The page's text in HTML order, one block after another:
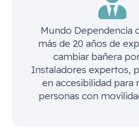
Mundo Dependencia
más de 20 años de
cambiar bañera
Instaladores expertos,
en accesibilidad para
personas con